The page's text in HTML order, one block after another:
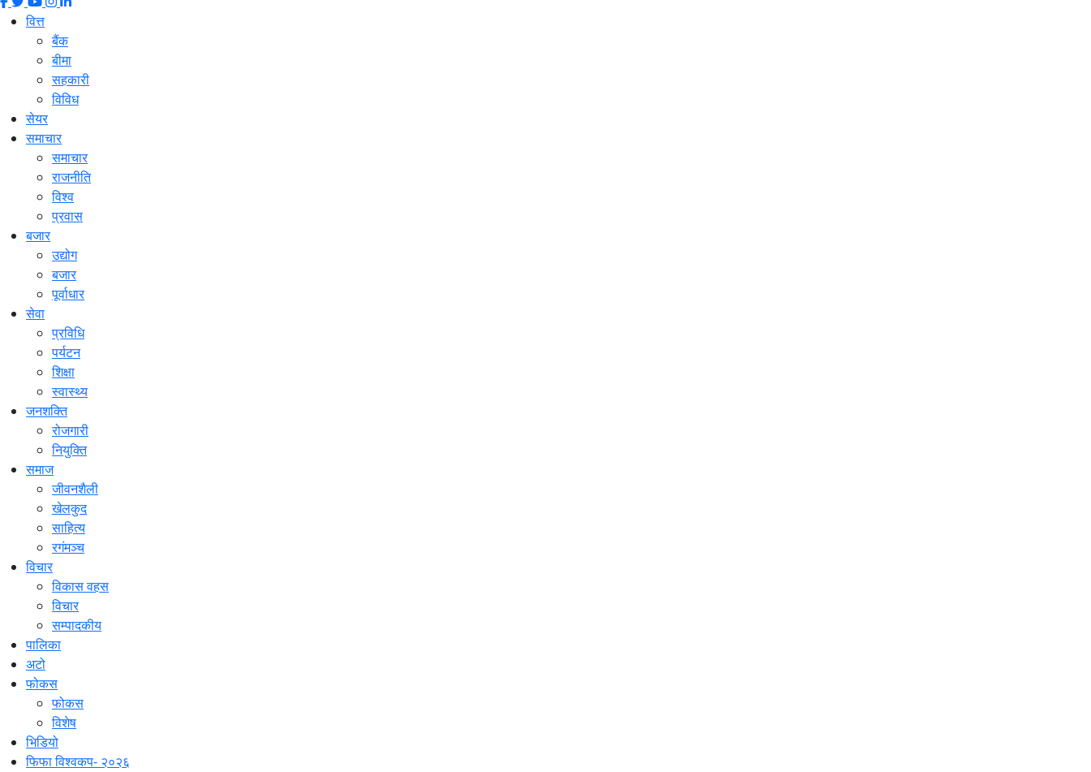
वित्त
बैंक
बीमा
सहकारी
विविध
सेयर
समाचार
समाचार
राजनीति
विश्व
प्रवास
बजार
उद्योग
बजार
पूर्वाधार
सेवा
प्रविधि
पर्यटन
शिक्षा
स्वास्थ्य
जनशक्ति
रोजगारी
नियुक्ति
समाज
जीवनशैली
खेलकुद
साहित्य
रगंमञ्च
विचार
विकास वहस
विचार
सम्पादकीय
पालिका
अटो
फोकस
फोकस
विशेष
भिडियो
फिफा विश्वकप- २०२६